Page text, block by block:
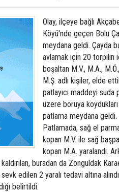
Olay, ilçeye bağlı
Köyü'nde geçen Bolu
meydana geldi. Çayda
avlamak için 20 torpilin
boşaltan M.V., M.A.,
M.Ş. adlı kişiler, elde
patlayıcı maddeyi suda
üzere boruya koydukları
patlama meydana geldi.
Patlamada, sağ el
kopan M.V. ile sağ
kopan M.A. yaralandı.
buradan da Zonguldak
edilen 2 yaralı tedavi altına
belirtildi.